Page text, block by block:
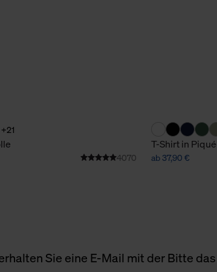
+21
4070
T-Shirt in
ab 37,90 €
Sie eine E-Mail mit der Bitte